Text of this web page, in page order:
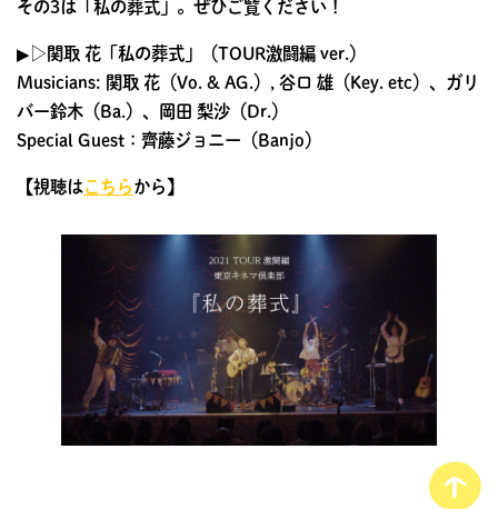
その3は「私の葬式」。ぜひご覧ください！
▶︎▷関取 花「私の葬式」（TOUR激闘編 ver.）
Musicians: 関取 花（Vo. & AG.）, 谷口 雄（Key. etc）、ガリ
バー鈴木（Ba.）、岡田 梨沙（Dr.）
Special Guest：齊藤ジョニー（Banjo）
【視聴はこちらから】